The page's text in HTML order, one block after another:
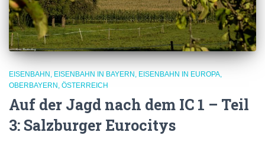
EISENBAHN EISENBAHN IN BAYERN
EISENBAHN IN EUROPA
OBERBAYERN ÖSTERREICH
Auf der Jagd nach dem IC 1 – Teil
3: Salzburger Eurocitys